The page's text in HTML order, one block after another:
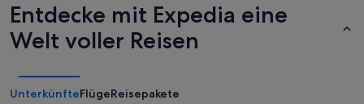
Entdecke mit Expedia eine
Welt voller Reisen
UnterkünfteFlügeReisepakete